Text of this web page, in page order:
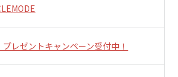
レゼントキャンペーン受付中！